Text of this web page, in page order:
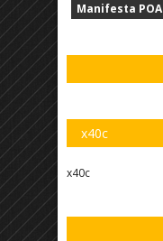
Manifesta POA
x40c
x40c